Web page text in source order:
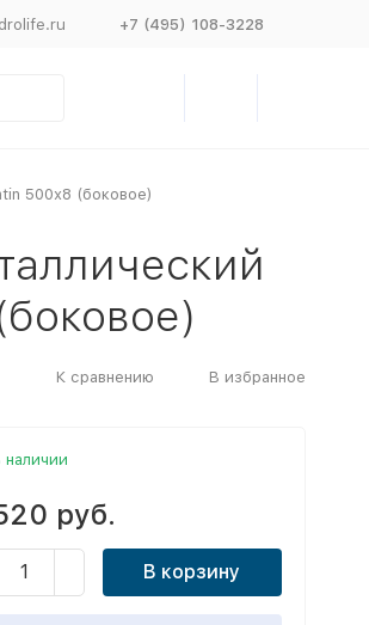
+7 (495) 108-3228
500х8 (боковое)
К сравнению В избранное
наличии
руб.
В корзину